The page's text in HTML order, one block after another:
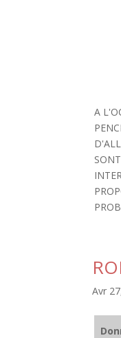
A
Avr